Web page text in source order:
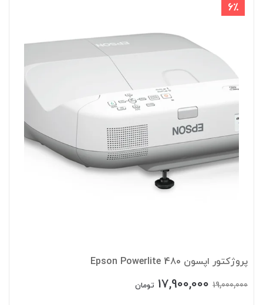
6٪
پروژکتور اپسون 480 Epson Powerlite
19,000,000
17,900,000 تومان